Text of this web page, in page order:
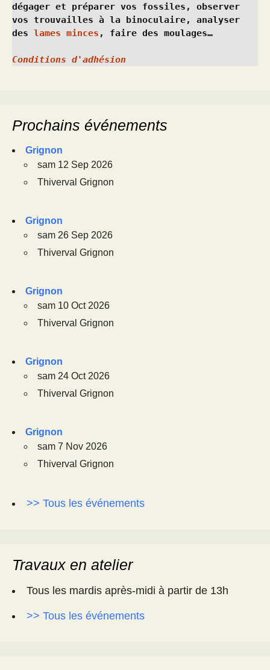
dégager et préparer vos fossiles, observer
vos trouvailles à la binoculaire, analyser
des lames minces , faire des moulages…
Conditions d'adhésion
Prochains événements
Grignon
sam 12 Sep 2026
Thiverval Grignon
Grignon
sam 26 Sep 2026
Thiverval Grignon
Grignon
sam 10 Oct 2026
Thiverval Grignon
Grignon
sam 24 Oct 2026
Thiverval Grignon
Grignon
sam 7 Nov 2026
Thiverval Grignon
>> Tous les événements
Travaux en atelier
Tous les mardis après-midi à partir de 13h
>> Tous les événements